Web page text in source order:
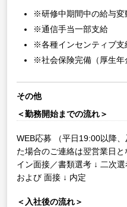
※研修中期間中の給与変
※通信手当一部支給
※各種インセンティブ支
※社会保険完備（厚生年
その他
＜勤務開始までの流れ＞
WEB応募 （平日19:00以降
た場合のご連絡は翌営業日と
イン面接／書類選考 ↓ 二次選
および 面接 ↓ 内定
＜入社後の流れ＞